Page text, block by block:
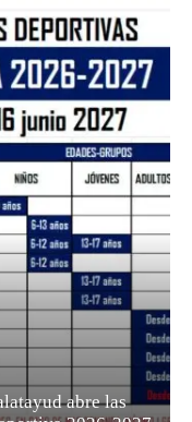
abre las